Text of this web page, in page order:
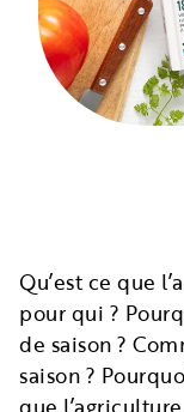
Qu’est ce que
pour qui ?
de saison ?
saison ?